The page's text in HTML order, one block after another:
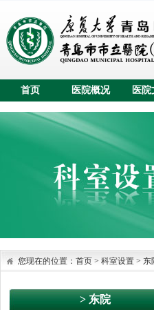
首页 医院概况 医院
您现在的位置： 首页 > 科室设置 > 东
> 东院